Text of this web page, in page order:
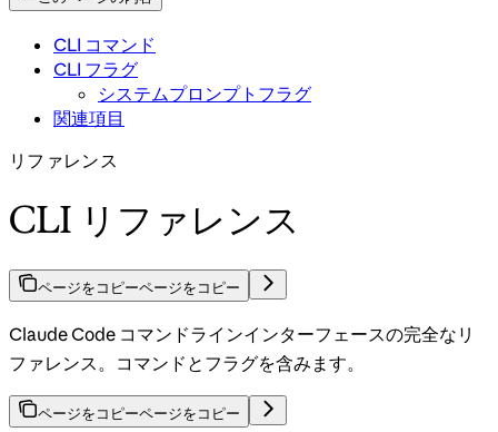
CLI コマンド
CLI フラグ
システムプロンプトフラグ
関連項目
リファレンス
CLI リファレンス
ページをコピーページをコピー
Claude Code コマンドラインインターフェースの完全なリ
ファレンス。コマンドとフラグを含みます。
ページをコピーページをコピー